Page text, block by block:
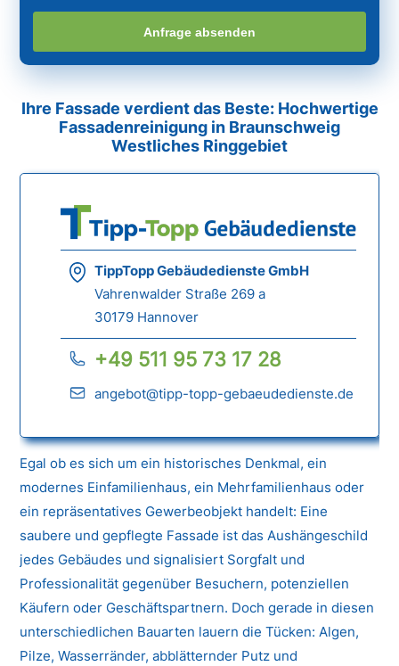
Anfrage absenden
Ihre Fassade verdient das Beste: Hochwertige
Fassadenreinigung in Braunschweig
Westliches Ringgebiet
TippTopp Gebäudedienste GmbH
Vahrenwalder Straße 269 a
30179 Hannover
+49 511 95 73 17 28
angebot@tipp-topp-gebaeudedienste.de
Egal ob es sich um ein historisches Denkmal, ein
modernes Einfamilienhaus, ein Mehrfamilienhaus oder
ein repräsentatives Gewerbeobjekt handelt: Eine
saubere und gepflegte Fassade ist das Aushängeschild
jedes Gebäudes und signalisiert Sorgfalt und
Professionalität gegenüber Besuchern, potenziellen
Käufern oder Geschäftspartnern. Doch gerade in diesen
unterschiedlichen Bauarten lauern die Tücken: Algen,
Pilze, Wasserränder, abblätternder Putz und